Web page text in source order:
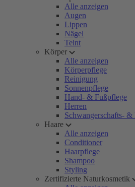
Alle anzeigen
Augen
Lippen
Nägel
Teint
Körper
Alle anzeigen
Körperpflege
Reinigung
Sonnenpflege
Hand- & Fußpflege
Herren
Schwangerschafts-
Haare
Alle anzeigen
Conditioner
Haarpflege
Shampoo
Styling
Zertifizierte Naturkosmetik